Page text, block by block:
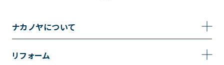
ナカノヤについて
事業内容
リフォーム